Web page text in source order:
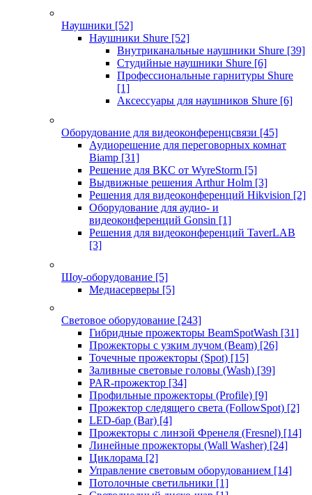
Наушники [52]
Наушники Shure [52]
Внутриканальные наушники Shure [39]
Студийные наушники Shure [6]
Профессиональные гарнитуры Shure
[1]
Аксессуары для наушников Shure [6]
Оборудование для видеоконференцсвязи [45]
Аудиорешение для переговорных комнат
Biamp [31]
Решение для ВКС от WyreStorm [5]
Выдвижные решения Arthur Holm [3]
Решения для видеоконференций Hikvision [2]
Оборудование для аудио- и
видеоконференций Gonsin [1]
Решения для видеоконференций TaverLAB
[3]
Шоу-оборудование [5]
Медиасерверы [5]
Световое оборудование [243]
Гибридные прожекторы BeamSpotWash [31]
Прожекторы с узким лучом (Beam) [26]
Точечные прожекторы (Spot) [15]
Заливные световые головы (Wash) [39]
PAR-прожектор [34]
Профильные прожекторы (Profile) [9]
Прожектор следящего света (FollowSpot) [2]
LED-бар (Bar) [4]
Прожекторы с линзой Френеля (Fresnel) [14]
Линейные прожекторы (Wall Washer) [24]
Циклорама [2]
Управление световым оборудованием [14]
Потолочные светильники [1]